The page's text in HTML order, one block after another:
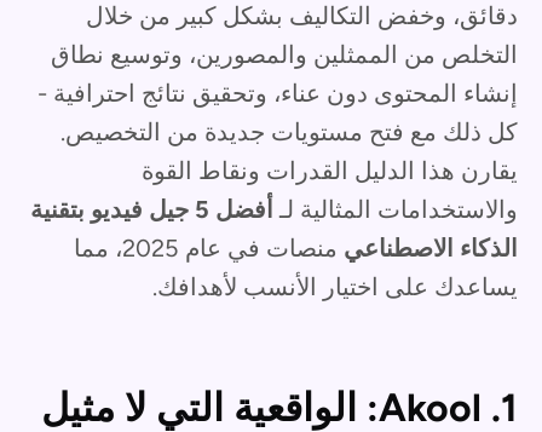
دقائق، وخفض التكاليف بشكل كبير من خلال
التخلص من الممثلين والمصورين، وتوسيع نطاق
إنشاء المحتوى دون عناء، وتحقيق نتائج احترافية -
كل ذلك مع فتح مستويات جديدة من التخصيص.
يقارن هذا الدليل القدرات ونقاط القوة
والاستخدامات المثالية لـ
أفضل 5 جيل فيديو بتقنية
الذكاء الاصطناعي
منصات في عام 2025، مما
يساعدك على اختيار الأنسب لأهدافك.
1. Akool: الواقعية التي لا مثيل